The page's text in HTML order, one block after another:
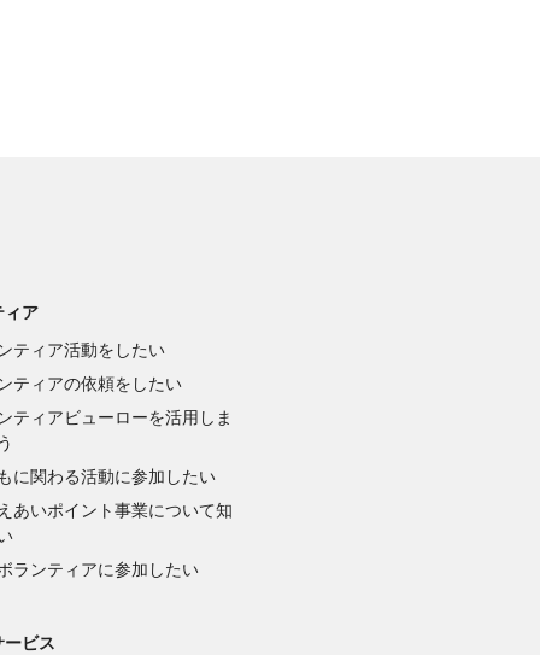
ィア
ティア活動をしたい
ティアの依頼をしたい
ティアビューローを活用しま
に関わる活動に参加したい
あいポイント事業について知
ランティアに参加したい
ービス